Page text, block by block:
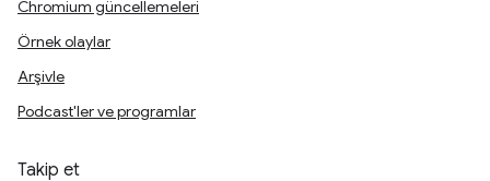
Chromium güncellemeleri
Örnek olaylar
Arşivle
Podcast'ler ve programlar
Takip et